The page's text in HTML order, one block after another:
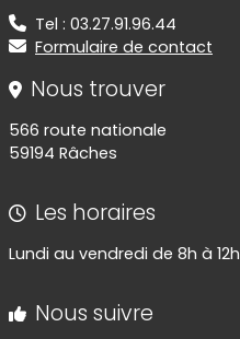
Tel : 03.27.91.96.44
Formulaire de contact
Nous trouver
566 route nationale
59194 Râches
Les horaires
Lundi au vendredi de 8h à 12h
Nous suivre